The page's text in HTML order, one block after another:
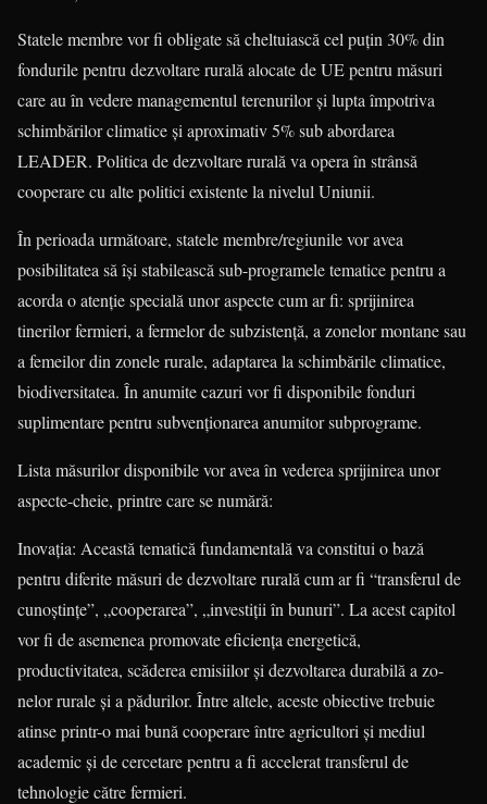
Statele membre vor fi obligate să chel­tuiască cel puțin 30% din
fondurile pen­tru dezvoltare rurală alocate de UE pentru măsuri
care au în vedere mana­gementul terenurilor și lupta împotriva
schimbărilor climatice și aproximativ 5% sub abordarea
LEADER. Politica de dezvoltare rurală va opera în strânsă
cooperare cu alte politici existente la nivelul Uniunii.
În perioada următoare, statele mem­bre/regiunile vor avea
posibilitatea să își stabilească sub-programele tematice pentru a
acorda o atenție specială unor aspecte cum ar fi: sprijinirea
tinerilor fer­mieri, a fermelor de subzistență, a zone­lor montane sau
a femeilor din zonele rurale, adaptarea la schimbările clima­tice,
biodiversitatea. În anumite cazuri vor fi disponibile fonduri
suplimentare pen­tru subvenționarea anumitor subpro­grame.
Lista măsurilor disponibile vor avea în vederea sprijinirea unor
aspecte-cheie, printre care se numără:
Inovația: Această tematică funda­men­tală va constitui o bază
pentru diferite măsuri de dezvoltare rurală cum ar fi “transferul de
cunoștințe”, „coope­ra­rea”, „investiții în bunuri”. La acest capi­tol
vor fi de asemenea promovate efici­ența energetică,
productivitatea, scă­de­rea emisiilor și dezvoltarea durabilă a zo­
nelor rurale și a pădurilor. Între altele, aceste obiective trebuie
atinse printr-o mai bună cooperare între agricultori și mediul
academic și de cercetare pentru a fi accelerat transferul de
tehnologie către fermieri.